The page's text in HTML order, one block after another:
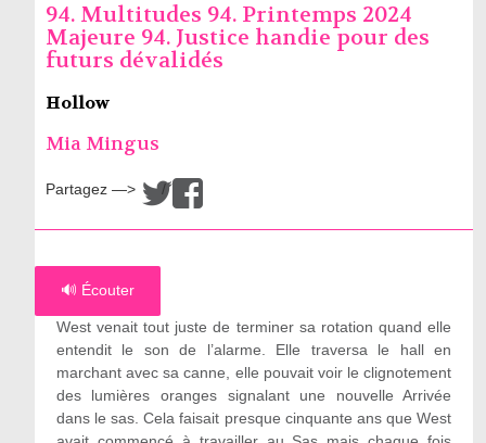
94. Multitudes 94. Printemps 2024
Majeure 94. Justice handie pour des
futurs dévalidés
Hollow
Mia Mingus
Partagez —> /
🔊 Écouter
West venait tout juste de terminer sa rotation quand elle
entendit le son de l’alarme. Elle traversa le hall en
marchant avec sa canne, elle pouvait voir le clignotement
des lumières oranges signalant une nouvelle Arrivée
dans le sas. Cela faisait presque cinquante ans que West